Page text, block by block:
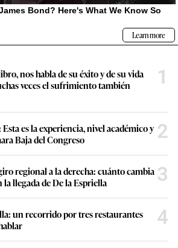
nos habla de su éxito y de su vida
veces el sufrimiento también
1
es la experiencia, nivel académico y
Baja del Congreso
2
regional a la derecha: cuánto cambia
llegada de De la Espriella
3
un recorrido por tres restaurantes
4